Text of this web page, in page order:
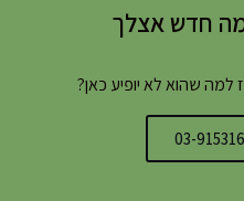
חדש אצלך
למה שהוא לא יופיע כאן?